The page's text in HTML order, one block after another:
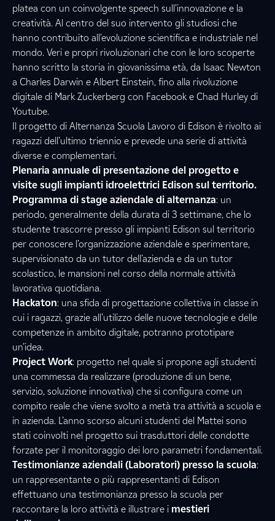
platea con un coinvolgente speech sull’innovazione e la
creatività. Al centro del suo intervento gli studiosi che
hanno contribuito all’evoluzione scientifica e industriale nel
mondo. Veri e propri rivoluzionari che con le loro scoperte
hanno scritto la storia in giovanissima età, da Isaac Newton
a Charles Darwin e Albert Einstein, fino alla rivoluzione
digitale di Mark Zuckerberg con Facebook e Chad Hurley di
Youtube.
Il progetto di Alternanza Scuola Lavoro di Edison è rivolto ai
ragazzi dell’ultimo triennio e prevede una serie di attività
diverse e complementari.
Plenaria annuale di presentazione del progetto e
visite sugli impianti idroelettrici Edison sul territorio.
Programma di stage aziendale di alternanza: un
periodo, generalmente della durata di 3 settimane, che lo
studente trascorre presso gli impianti Edison sul territorio
per conoscere l’organizzazione aziendale e sperimentare,
supervisionato da un tutor dell’azienda e da un tutor
scolastico, le mansioni nel corso della normale attività
lavorativa quotidiana.
Hackaton: una sfida di progettazione collettiva in classe in
cui i ragazzi, grazie all’utilizzo delle nuove tecnologie e delle
competenze in ambito digitale, potranno prototipare
un’idea.
Project Work: progetto nel quale si propone agli studenti
una commessa da realizzare (produzione di un bene,
servizio, soluzione innovativa) che si configura come un
compito reale che viene svolto a metà tra attività a scuola e
in azienda. L’anno scorso alcuni studenti del Mattei sono
stati coinvolti nel progetto sui trasduttori delle condotte
forzate per il monitoraggio dei loro parametri fondamentali.
Testimonianze aziendali (Laboratori) presso la scuola:
un rappresentante o più rappresentanti di Edison
effettuano una testimonianza presso la scuola per
raccontare la loro attività e illustrare i mestieri